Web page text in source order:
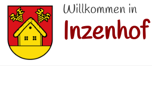
Willkommen in
Inzenhof